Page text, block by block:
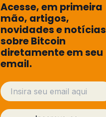
Acesse, em primeira
mão, artigos,
novidades e notícias
sobre Bitcoin
diretamente em seu
email.